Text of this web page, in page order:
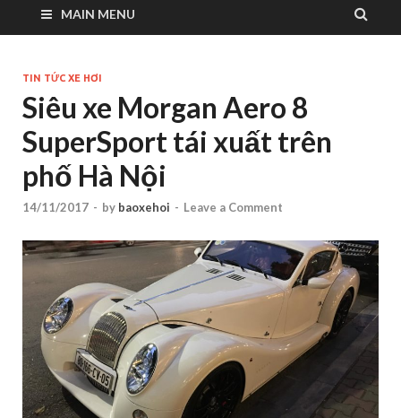
MAIN MENU
TIN TỨC XE HƠI
Siêu xe Morgan Aero 8
SuperSport tái xuất trên
phố Hà Nội
14/11/2017 - by baoxehoi - Leave a Comment